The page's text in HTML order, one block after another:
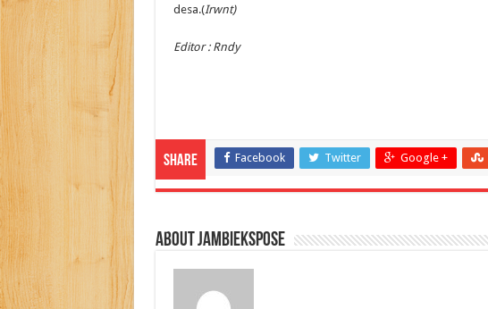
desa.(Irwnt)
Editor : Rndy
Share Facebook Twitter Google +
About jambiekspose